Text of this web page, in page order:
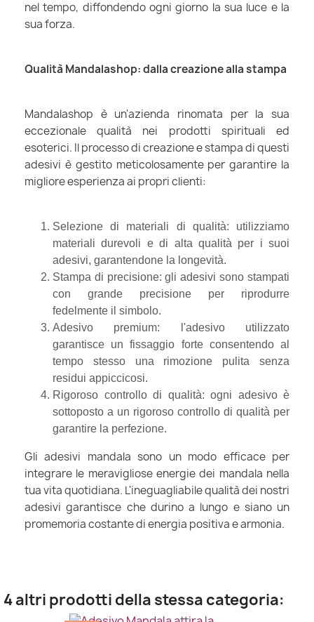
nel tempo, diffondendo ogni giorno la sua luce e la
sua forza.
Qualità Mandalashop: dalla creazione alla stampa
Mandalashop è un'azienda rinomata per la sua
eccezionale qualità nei prodotti spirituali ed
esoterici. Il processo di creazione e stampa di questi
adesivi è gestito meticolosamente per garantire la
migliore esperienza ai propri clienti:
Selezione di materiali di qualità: utilizziamo
materiali durevoli e di alta qualità per i suoi
adesivi, garantendone la longevità.
Stampa di precisione: gli adesivi sono stampati
con grande precisione per riprodurre
fedelmente il simbolo.
Adesivo premium: l'adesivo utilizzato
garantisce un fissaggio forte consentendo al
tempo stesso una rimozione pulita senza
residui appiccicosi.
Rigoroso controllo di qualità: ogni adesivo è
sottoposto a un rigoroso controllo di qualità per
garantire la perfezione.
Gli adesivi mandala sono un modo efficace per
integrare le meravigliose energie dei mandala nella
tua vita quotidiana. L'ineguagliabile qualità dei nostri
adesivi garantisce che durino a lungo e siano un
promemoria costante di energia positiva e armonia.
4 altri prodotti della stessa categoria: